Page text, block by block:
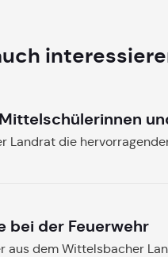
Landrat die
bei der Feuerwehr
aus dem Wittelsbacher